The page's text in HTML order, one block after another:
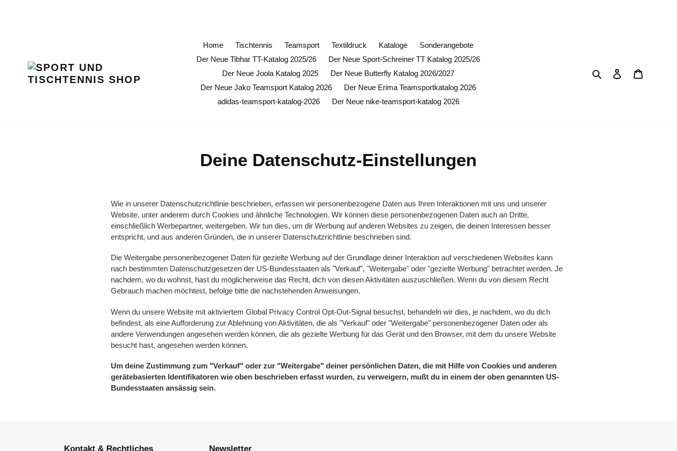
Home Tischtennis Teamsport Textildruck Kataloge
Sonderangebote
Der Neue Tibhar TT-Katalog 2025/26
Der Neue Sport-Schreiner TT Katalog 2025/26
Der Neue Joola Katalog 2025
Der Neue Butterfly Katalog 2026/2027
Der Neue Jako Teamsport Katalog 2026
Der Neue Erima Teamsportkatalog 2026
adidas-teamsport-katalog-2026
Der Neue nike-teamsport-katalog 2026
Suchen Einloggen
Deine Datenschutz-Einstellungen
Wie in unserer Datenschutzrichtlinie beschrieben, erfassen wir personenbezogene Daten aus Ihren Interaktionen mit uns und unserer
Website, unter anderem durch Cookies und ähnliche Technologien. Wir können diese personenbezogenen Daten auch an Dritte,
einschließlich Werbepartner, weitergeben. Wir tun dies, um dir Werbung auf anderen Websites zu zeigen, die deinen Interessen besser
entspricht, und aus anderen Gründen, die in unserer Datenschutzrichtlinie beschrieben sind.
Die Weitergabe personenbezogener Daten für gezielte Werbung auf der Grundlage deiner Interaktion auf verschiedenen Websites kann
nach bestimmten Datenschutzgesetzen der US-Bundesstaaten als "Verkauf", "Weitergabe" oder "gezielte Werbung" betrachtet werden. Je
nachdem, wo du wohnst, hast du möglicherweise das Recht, dich von diesen Aktivitäten auszuschließen. Wenn du von diesem Recht
Gebrauch machen möchtest, befolge bitte die nachstehenden Anweisungen.
Wenn du unsere Website mit aktiviertem Global Privacy Control Opt-Out-Signal besuchst, behandeln wir dies, je nachdem, wo du dich
befindest, als eine Aufforderung zur Ablehnung von Aktivitäten, die als "Verkauf" oder "Weitergabe" personenbezogener Daten oder als
andere Verwendungen angesehen werden können, die als gezielte Werbung für das Gerät und den Browser, mit dem du unsere Website
besucht hast, angesehen werden können.
Um deine Zustimmung zum "Verkauf" oder zur "Weitergabe" deiner persönlichen Daten, die mit Hilfe von Cookies und anderen
gerätebasierten Identifikatoren wie oben beschrieben erfasst wurden, zu verweigern, mußt du in einem der oben genannten US-
Bundesstaaten ansässig sein.
Kontakt & Rechtliches Newsletter